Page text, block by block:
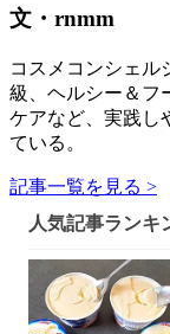
文・rnmm
コスメコンシェル
級、ヘルシー＆フ
ケアなど、実践し
ている。
記事一覧を見る >
人気記事ランキ